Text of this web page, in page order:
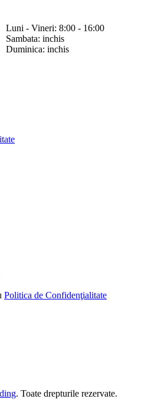
Luni - Vineri: 8:00 - 16:00
Sambata: inchis
Duminica: inchis
Politica de Confidenţialitate
. Toate drepturile rezervate.